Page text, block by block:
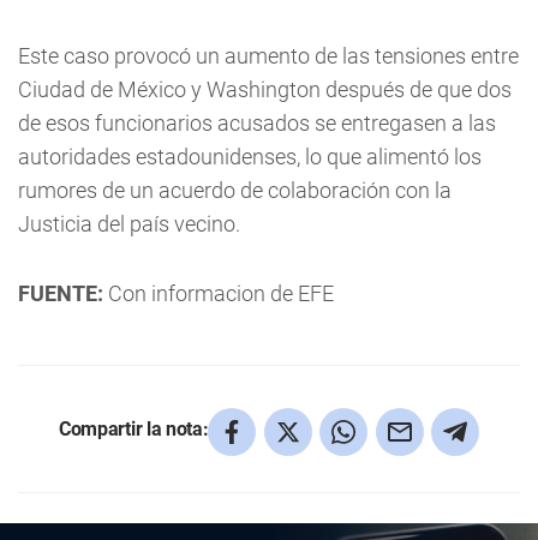
Este caso provocó un aumento de las tensiones entre
Ciudad de México y Washington después de que dos
de esos funcionarios acusados se entregasen a las
autoridades estadounidenses, lo que alimentó los
rumores de un acuerdo de colaboración con la
Justicia del país vecino.
FUENTE: Con informacion de EFE
Compartir la nota: